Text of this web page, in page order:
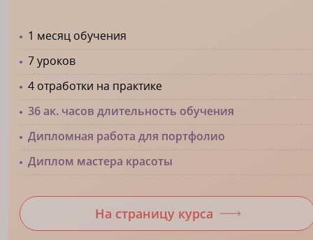
1 месяц обучения
7 уроков
4 отработки на практике
36 ак. часов длительность обучения
Дипломная работа для портфолио
Диплом мастера красоты
На страницу курса